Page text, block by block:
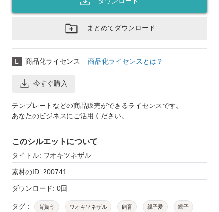
まとめてダウンロード
L 商品化ライセンス 商品化ライセンスとは？
今すぐ購入
テンプレートなどの商品販売ができるライセンスです。
あなたのビジネスにご活用ください。
このシルエットについて
タイトル: ワオキツネザル
素材のID: 200741
ダウンロード: 0回
タグ： 背負う ワオキツネザル 飼育 親子愛 親子